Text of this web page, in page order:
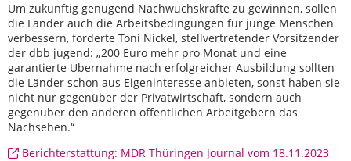
Um zukünftig genügend Nachwuchskräfte zu gewinnen, sollen
die Länder auch die Arbeitsbedingungen für junge Menschen
verbessern, forderte Toni Nickel, stellvertretender Vorsitzender
der dbb jugend: „200 Euro mehr pro Monat und eine
garantierte Übernahme nach erfolgreicher Ausbildung sollten
die Länder schon aus Eigeninteresse anbieten, sonst haben sie
nicht nur gegenüber der Privatwirtschaft, sondern auch
gegenüber den anderen öffentlichen Arbeitgebern das
Nachsehen.“
Berichterstattung: MDR Thüringen Journal vom 18.11.2023